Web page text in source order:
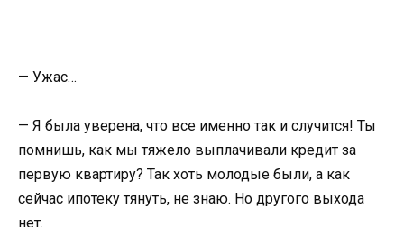
— Ужас…
— Я была уверена, что все именно так и случится! Ты
помнишь, как мы тяжело выплачивали кредит за
первую квартиру? Так хоть молодые были, а как
сейчас ипотеку тянуть, не знаю. Но другого выхода
нет.